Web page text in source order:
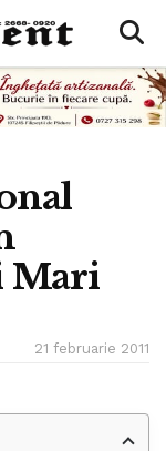
Mari
21 februarie 2011